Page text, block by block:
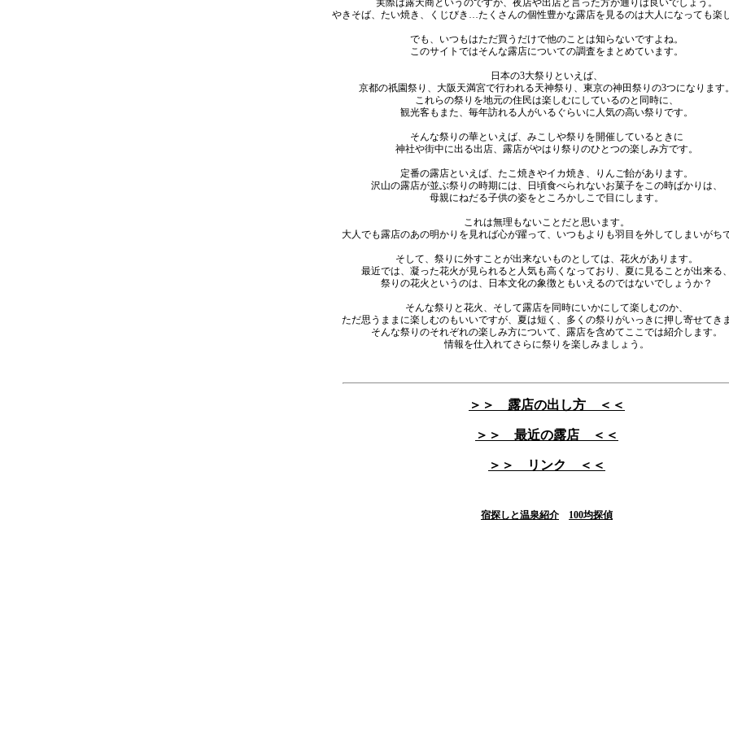
実際は露天商というのですが、夜店や出店と言った方が通りは良いでしょう。
やきそば、たい焼き、くじびき…たくさんの個性豊かな露店を見るのは大人になっても楽
でも、いつもはただ買うだけで他のことは知らないですよね。
このサイトではそんな露店についての調査をまとめています。
日本の3大祭りといえば、
京都の祇園祭り、大阪天満宮で行われる天神祭り、東京の神田祭りの3つになります。
これらの祭りを地元の住民は楽しむにしているのと同時に、
観光客もまた、毎年訪れる人がいるぐらいに人気の高い祭りです。
そんな祭りの華といえば、みこしや祭りを開催しているときに
神社や街中に出る出店、露店がやはり祭りのひとつの楽しみ方です。
定番の露店といえば、たこ焼きやイカ焼き、りんご飴があります。
沢山の露店が並ぶ祭りの時期には、日頃食べられないお菓子をこの時ばかりは、
母親にねだる子供の姿をところかしこで目にします。
これは無理もないことだと思います。
大人でも露店のあの明かりを見れば心が躍って、いつもよりも羽目を外してしまいがちで
そして、祭りに外すことが出来ないものとしては、花火があります。
最近では、凝った花火が見られると人気も高くなっており、夏に見ることが出来る、
祭りの花火というのは、日本文化の象徴ともいえるのではないでしょうか？
そんな祭りと花火、そして露店を同時にいかにして楽しむのか、
ただ思うままに楽しむのもいいですが、夏は短く、多くの祭りがいっきに押し寄せてきま
そんな祭りのそれぞれの楽しみ方について、露店を含めてここでは紹介します。
情報を仕入れてさらに祭りを楽しみましょう。
＞＞ 露店の出し方 ＜＜
＞＞ 最近の露店 ＜＜
＞＞ リンク ＜＜
宿探しと温泉紹介 100均探偵